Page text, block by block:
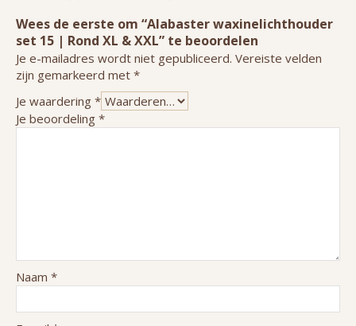
Wees de eerste om “Alabaster waxinelichthouder
set 15 | Rond XL & XXL” te beoordelen
Je e-mailadres wordt niet gepubliceerd. Vereiste velden
zijn gemarkeerd met *
Je waardering *
Je beoordeling *
Naam *